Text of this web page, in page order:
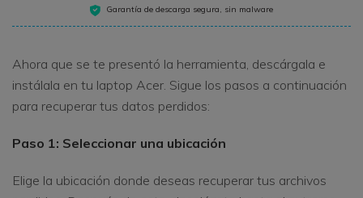
Garantía de descarga segura, sin malware
Ahora que se te presentó la herramienta, descárgala e
instálala en tu laptop Acer. Sigue los pasos a continuación
para recuperar tus datos perdidos:
Paso 1: Seleccionar una ubicación
Elige la ubicación donde deseas recuperar tus archivos